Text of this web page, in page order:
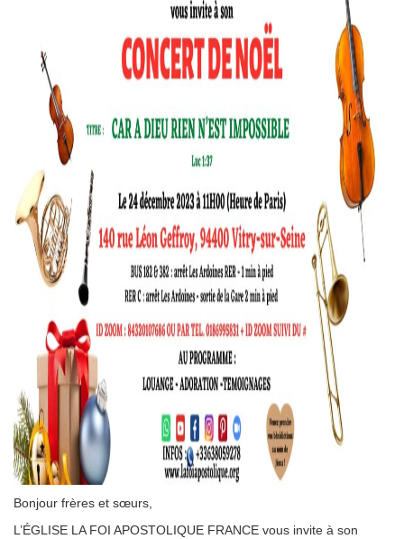
Bonjour frères et sœurs,
L’ÉGLISE LA FOI APOSTOLIQUE FRANCE vous invite à son